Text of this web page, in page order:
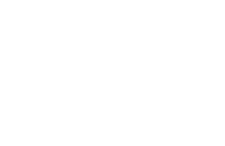
okumak ve sitemizde ilgili